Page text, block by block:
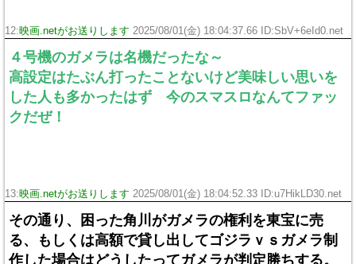
12:映画.netがお送りします 2025/08/01(金) 18:04:37.66 ID:SbV+6eId0.net
４号機のガメラは名機だったな～
高設定はたぶん打ったことないけど美味しい思いを
した人も多かったはず 今のスマスロなんてファッ
クだぜ！
13:映画.netがお送りします 2025/08/01(金) 18:04:52.33 ID:u7HikLD30.net
その通り、困った角川がガメラの権利を東宝に売
る、もしくは高額で貸し出してゴジラｖｓガメラ制
作した場合はどうしたってガメラが判定勝ちする。